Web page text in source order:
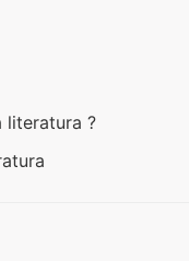
literatura ?